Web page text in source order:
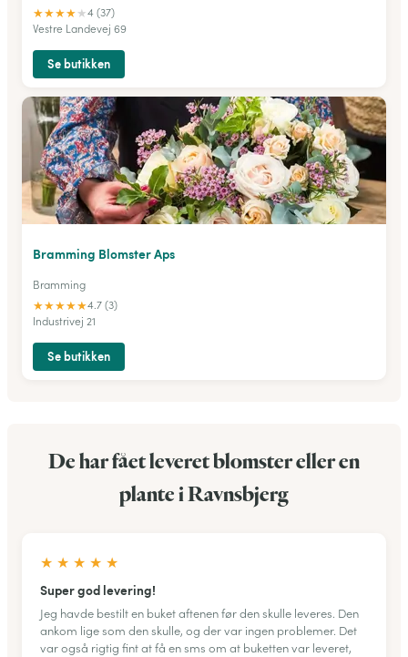
★★★★★4 (37)
Vestre Landevej 69
Se butikken
Bramming Blomster Aps
Bramming
★★★★★4.7 (3)
Industrivej 21
Se butikken
De har fået leveret blomster eller en
plante i Ravnsbjerg
★ ★ ★ ★ ★
Super god levering!
Jeg havde bestilt en buket aftenen før den skulle leveres. Den
ankom lige som den skulle, og der var ingen problemer. Det
var også rigtig fint at få en sms om at buketten var leveret,